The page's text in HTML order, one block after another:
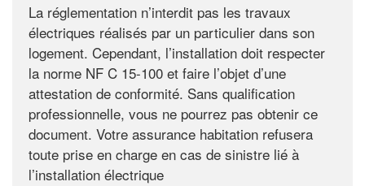
La réglementation n’interdit pas les travaux
électriques réalisés par un particulier dans son
logement. Cependant, l’installation doit respecter
la norme NF C 15-100 et faire l’objet d’une
attestation de conformité. Sans qualification
professionnelle, vous ne pourrez pas obtenir ce
document. Votre assurance habitation refusera
toute prise en charge en cas de sinistre lié à
l’installation électrique